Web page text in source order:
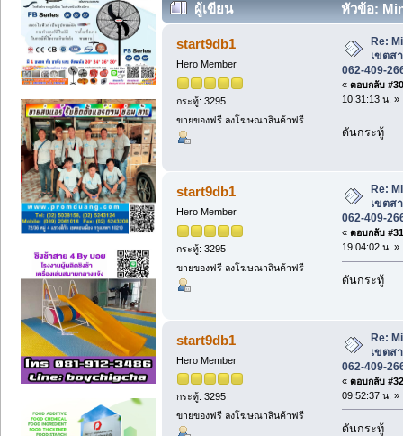
ผู้เขียน
หัวข้อ:
โทร 062-409-2668. (อ่าน 18628 ครั้ง)
start9db1
Hero Member
กระทู้: 3295
ขายของฟรี ลงโฆษณาสินค้าฟรี
Re:
เขตส
062-409-
« ตอบกลับ
10:31:13 น. »
ดันกระทู้
start9db1
Hero Member
กระทู้: 3295
ขายของฟรี ลงโฆษณาสินค้าฟรี
Re:
เขตส
062-409-
« ตอบกลับ
19:04:02 น. »
ดันกระทู้
start9db1
Hero Member
กระทู้: 3295
ขายของฟรี ลงโฆษณาสินค้าฟรี
Re:
เขตส
062-409-
« ตอบกลับ
09:52:37 น. »
ดันกระทู้